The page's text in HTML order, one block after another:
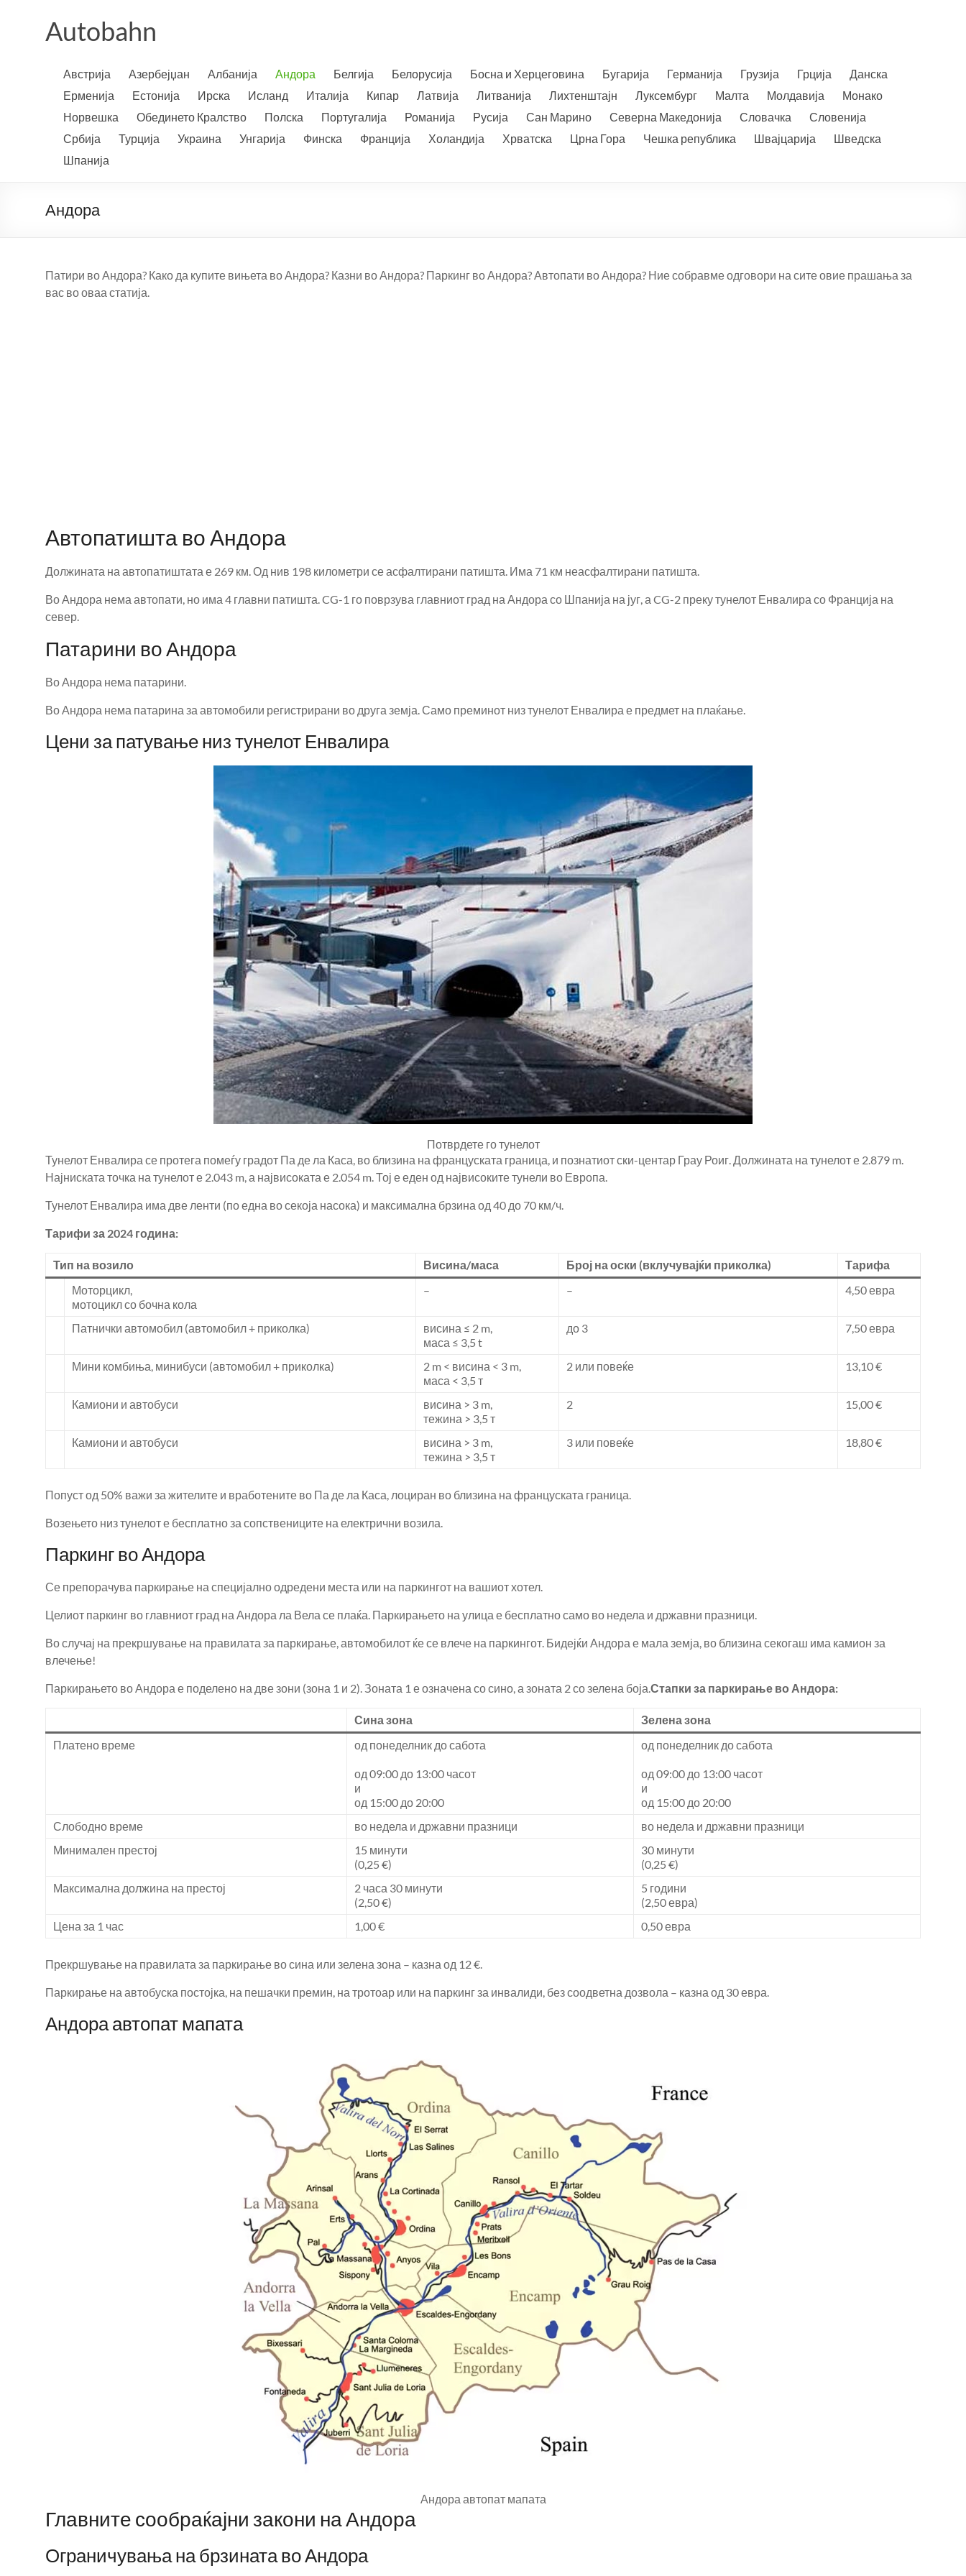
Autobahn
Австрија Азербејџан Албанија Андора Белгија Белорусија Босна и Херцеговина Бугарија Германија Грузија Грција
Данска
Ерменија
Естонија Ирска Исланд Италија Кипар Латвија Литванија Лихтенштајн Луксембург Малта Молдавија
Монако
Норвешка
Обединето Кралство Полска Португалија Романија Русија Сан Марино Северна Македонија Словачка
Словенија
Србија
Турција Украина Унгарија Финска Франција Холандија Хрватска Црна Гора Чешка република Швајцарија
Шведска
Шпанија
Андора
Патири во Андора? Како да купите вињета во Андора? Казни во Андора? Паркинг во Андора? Автопати во Андора? Ние собравме одговори на сите овие прашања за
вас во оваа статија.
Автопатишта во Андора
Должината на автопатиштата е 269 км. Од нив 198 километри се асфалтирани патишта. Има 71 км неасфалтирани патишта.
Во Андора нема автопати, но има 4 главни патишта. CG-1 го поврзува главниот град на Андора со Шпанија на југ, а CG-2 преку тунелот Енвалира со Франција на
север.
Патарини во Андора
Во Андора нема патарини.
Во Андора нема патарина за автомобили регистрирани во друга земја. Само преминот низ тунелот Енвалира е предмет на плаќање.
Цени за патување низ тунелот Енвалира
Потврдете го тунелот
Тунелот Енвалира се протега помеѓу градот Па де ла Каса, во близина на француската граница, и познатиот ски-центар Грау Роиг. Должината на тунелот е 2.879 m.
Најниската точка на тунелот е 2.043 m, а највисоката е 2.054 m. Тој е еден од највисоките тунели во Европа.
Тунелот Енвалира има две ленти (по една во секоја насока) и максимална брзина од 40 до 70 км/ч.
Тарифи за 2024 година:
Тип на возило Висина/маса Број на оски (вклучувајќи приколка)
Тарифа
Моторцикл,
мотоцикл со бочна кола
– – 4,50 евра
Патнички автомобил (автомобил + приколка)
висина ≤ 2 m,
маса ≤ 3,5 t
до 3 7,50 евра
Мини комбиња, минибуси (автомобил + приколка)
2 m < висина < 3 m,
маса < 3,5 т
2 или повеќе 13,10 €
Камиони и автобуси
висина > 3 m,
тежина > 3,5 т
2 15,00 €
Камиони и автобуси
висина > 3 m,
тежина > 3,5 т
3 или повеќе 18,80 €
Попуст од 50% важи за жителите и вработените во Па де ла Каса, лоциран во близина на француската граница.
Возењето низ тунелот е бесплатно за сопствениците на електрични возила.
Паркинг во Андора
Се препорачува паркирање на специјално одредени места или на паркингот на вашиот хотел.
Целиот паркинг во главниот град на Андора ла Вела се плаќа. Паркирањето на улица е бесплатно само во недела и државни празници.
Во случај на прекршување на правилата за паркирање, автомобилот ќе се влече на паркингот. Бидејќи Андора е мала земја, во близина секогаш има камион за
влечење!
Паркирањето во Андора е поделено на две зони (зона 1 и 2). Зоната 1 е означена со сино, а зоната 2 со зелена боја.Стапки за паркирање во Андора:
Сина зона
Зелена зона
Платено време
од понеделник до сабота
од 09:00 до 13:00 часот
и
од 15:00 до 20:00
од понеделник до сабота
од 09:00 до 13:00 часот
и
од 15:00 до 20:00
Слободно време
во недела и државни празници
во недела и државни празници
Минимален престој
15 минути
(0,25 €)
30 минути
(0,25 €)
Максимална должина на престој
2 часа 30 минути
(2,50 €)
5 години
(2,50 евра)
Цена за 1 час
1,00 € 0,50 евра
Прекршување на правилата за паркирање во сина или зелена зона – казна од 12 €.
Паркирање на автобуска постојка, на пешачки премин, на тротоар или на паркинг за инвалиди, без соодветна дозвола – казна од 30 евра.
Андора автопат мапата
Андора автопат мапата
Главните сообраќајни закони на Андора
Ограничувања на брзината во Андора